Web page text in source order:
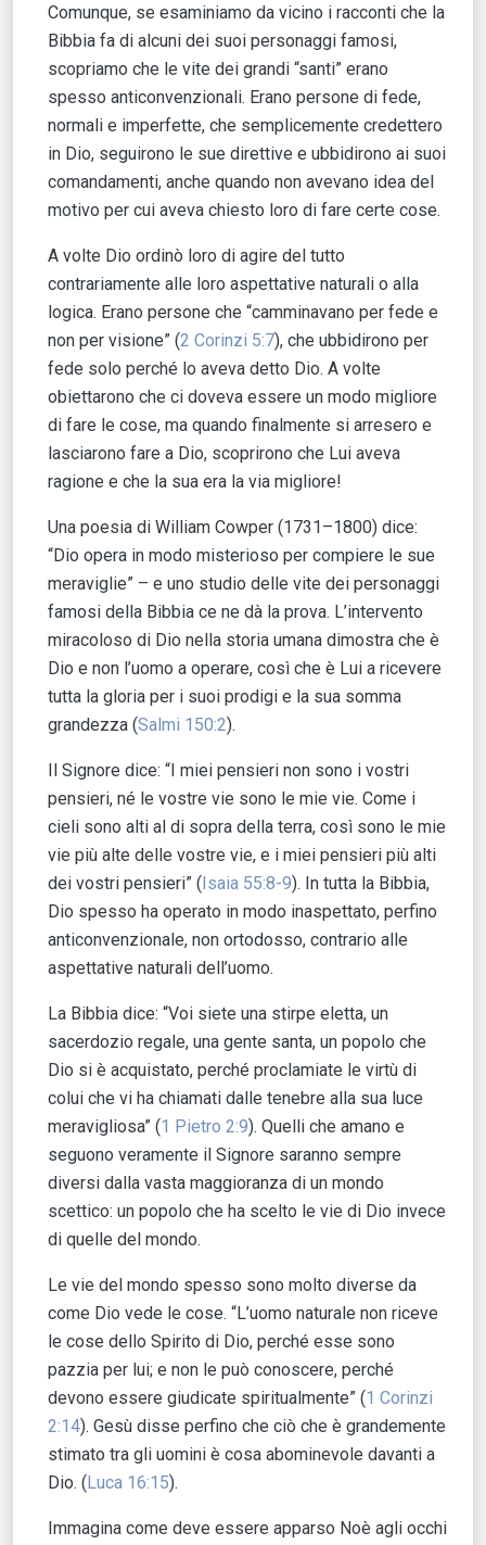
Comunque, se esaminiamo da vicino i racconti che la
Bibbia fa di alcuni dei suoi personaggi famosi,
scopriamo che le vite dei grandi “santi” erano
spesso anticonvenzionali. Erano persone di fede,
normali e imperfette, che semplicemente credettero
in Dio, seguirono le sue direttive e ubbidirono ai suoi
comandamenti, anche quando non avevano idea del
motivo per cui aveva chiesto loro di fare certe cose.
A volte Dio ordinò loro di agire del tutto
contrariamente alle loro aspettative naturali o alla
logica. Erano persone che “camminavano per fede e
non per visione” (2 Corinzi 5:7), che ubbidirono per
fede solo perché lo aveva detto Dio. A volte
obiettarono che ci doveva essere un modo migliore
di fare le cose, ma quando finalmente si arresero e
lasciarono fare a Dio, scoprirono che Lui aveva
ragione e che la sua era la via migliore!
Una poesia di William Cowper (1731–1800) dice:
“Dio opera in modo misterioso per compiere le sue
meraviglie” – e uno studio delle vite dei personaggi
famosi della Bibbia ce ne dà la prova. L’intervento
miracoloso di Dio nella storia umana dimostra che è
Dio e non l’uomo a operare, così che è Lui a ricevere
tutta la gloria per i suoi prodigi e la sua somma
grandezza (Salmi 150:2).
Il Signore dice: “I miei pensieri non sono i vostri
pensieri, né le vostre vie sono le mie vie. Come i
cieli sono alti al di sopra della terra, così sono le mie
vie più alte delle vostre vie, e i miei pensieri più alti
dei vostri pensieri” (Isaia 55:8-9). In tutta la Bibbia,
Dio spesso ha operato in modo inaspettato, perfino
anticonvenzionale, non ortodosso, contrario alle
aspettative naturali dell’uomo.
La Bibbia dice: “Voi siete una stirpe eletta, un
sacerdozio regale, una gente santa, un popolo che
Dio si è acquistato, perché proclamiate le virtù di
colui che vi ha chiamati dalle tenebre alla sua luce
meravigliosa” (1 Pietro 2:9). Quelli che amano e
seguono veramente il Signore saranno sempre
diversi dalla vasta maggioranza di un mondo
scettico: un popolo che ha scelto le vie di Dio invece
di quelle del mondo.
Le vie del mondo spesso sono molto diverse da
come Dio vede le cose. “L’uomo naturale non riceve
le cose dello Spirito di Dio, perché esse sono
pazzia per lui; e non le può conoscere, perché
devono essere giudicate spiritualmente” (1 Corinzi
2:14). Gesù disse perfino che ciò che è grandemente
stimato tra gli uomini è cosa abominevole davanti a
Dio. (Luca 16:15).
Immagina come deve essere apparso Noè agli occhi